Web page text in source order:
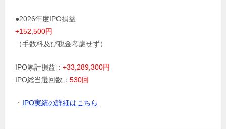
●2026年度IPO損益
+152,500円
（手数料及び税金考慮せず）
IPO累計損益： +33,289,300円
IPO総当選回数： 530回
・ IPO実績の詳細はこちら